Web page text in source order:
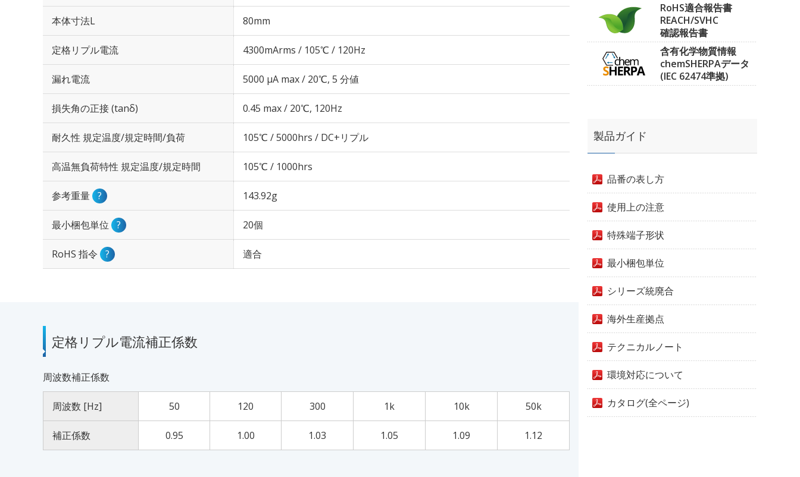
本体寸法L 80mm
定格リプル電流 4300mArms / 105℃ / 120Hz
漏れ電流 5000 μA max / 20℃, 5 分値
損失角の正接 (tanδ) 0.45 max / 20℃, 120Hz
耐久性 規定温度/規定時間/負荷 105℃ / 5000hrs / DC+リプル
高温無負荷特性 規定温度/規定時間 105℃ / 1000hrs
参考重量 ? 143.92g
最小梱包単位 ? 20個
RoHS 指令 ? 適合
定格リプル電流補正係数
周波数補正係数
周波数 [Hz] 50 120 300 1k 10k 50k
補正係数 0.95 1.00 1.03 1.05 1.09 1.12
RoHS適合報告書
REACH/SVHC
確認報告書
含有化学物質情報
chemSHERPAデータ
(IEC 62474準拠)
製品ガイド
品番の表し方
使用上の注意
特殊端子形状
最小梱包単位
シリーズ統廃合
海外生産拠点
テクニカルノート
環境対応について
カタログ(全ページ)